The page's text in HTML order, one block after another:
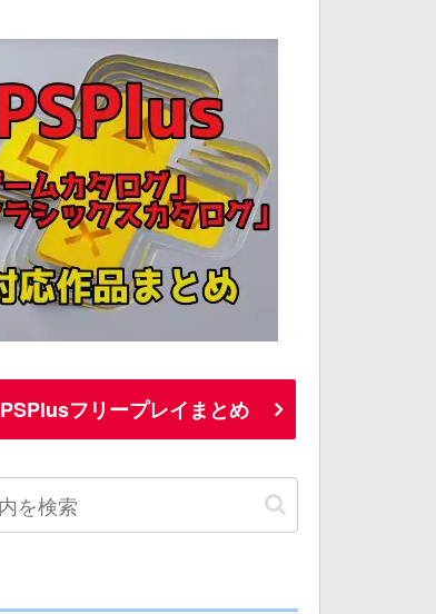
PSPlusフリープレイまとめ